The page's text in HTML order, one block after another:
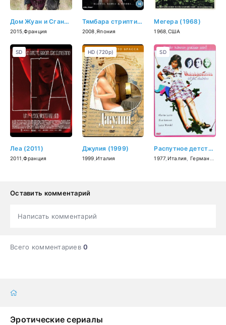
Дом Жуан и Сганарель (2015)
2015 ,Франция
Тямбара стриптиз (2008)
2008 Япония
Мегера (1968)
1968 США
Леа (2011)
2011 ,Франция
SD
Джулия (1999)
1999 ,Италия
HD (720p)
Распутное детство (1977)
1977 Италия Германия (ФРГ)
SD
Оставить комментарий
Написать комментарий
Всего комментариев0
Эротические сериалы